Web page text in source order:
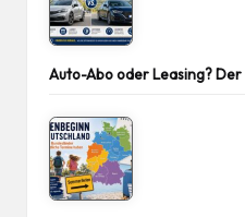
Auto-Abo oder Leasing?